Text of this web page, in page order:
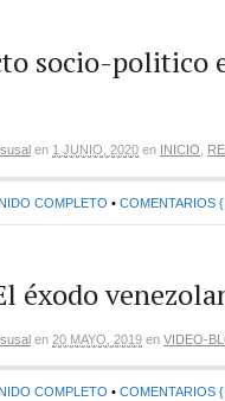
socio-politico
en 1 JUNIO, 2020 en INICIO
COMPLETO • COMENTARIOS
éxodo
en 20 MAYO, 2019 en VIDEO-
COMPLETO • COMENTARIOS